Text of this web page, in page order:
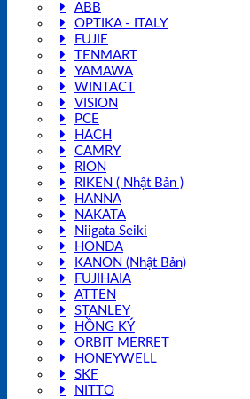
ABB
OPTIKA - ITALY
FUJIE
TENMART
YAMAWA
WINTACT
VISION
PCE
HACH
CAMRY
RION
RIKEN ( Nhật Bản )
HANNA
NAKATA
Niigata Seiki
HONDA
KANON (Nhật Bản)
FUJIHAIA
ATTEN
STANLEY
HỒNG KÝ
ORBIT MERRET
HONEYWELL
SKF
NITTO